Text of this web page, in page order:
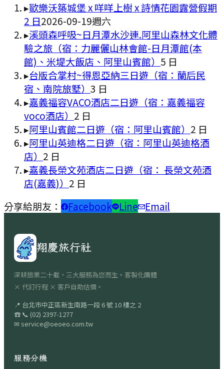
▸歐樂沃築城堡 x 咩咩上樹 x 詩情花園露營假期
2 日2026-09-19週六
▸溪頭森呼吸~日月潭水沙連.阿里山森林文化體
驗之旅（宿：力麗儷山林會館-日月潭館(本
館)、米堤大飯店、阿里山賓館） 5 日
▸台版合掌村~得恩亞納三日遊（宿：蘭后民
宿、南院旅墅） 3 日
▸嘉義福容VACO酒店二日遊（宿：嘉義福容
voco酒店） 2 日
▸阿里山賓館二日遊（宿：阿里山賓館） 2 日
▸阿里山英迪格二日遊（宿：阿里山英迪格酒
店） 2 日
▸嘉義長榮文苑酒店二日遊（宿： 長榮文苑酒
店(嘉義)） 2 日
分享給朋友：
Facebook Line Email
翔慶旅行社
深耕旅業二十載，三大服務為您而生。客製化團體
× 代訂行程 × 客戶自助估價。
📍 台北市中正區新生南路一段 6 號 10 樓之 2
☎ 📞 (02) 2397-1277
✉ service@oeoeo.com.tw
服務分機